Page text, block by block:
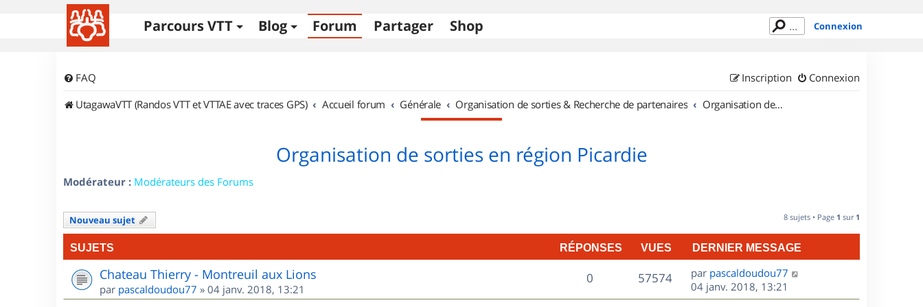
Parcours VTT Blog Forum Partager Shop Connexion
FAQ Connexion
Inscription
UtagawaVTT (Randos VTT et VTTAE avec traces GPS)
Accueil forum Générale Organisation de sorties & Recherche de partenaires Organisation de sorties en région Picardie
Organisation de sorties en région Picardie
Modérateur : Modérateurs des Forums
Nouveau sujet 8 sujets • Page 1 sur 1
SUJETS RÉPONSES VUES DERNIER MESSAGE
Chateau Thierry - Montreuil aux Lions
par pascaldoudou77 » 04 janv. 2018, 13:21
0R
é
57574V
u
D
e
r
par pascaldoudou77
04 janv. 2018, 13:21